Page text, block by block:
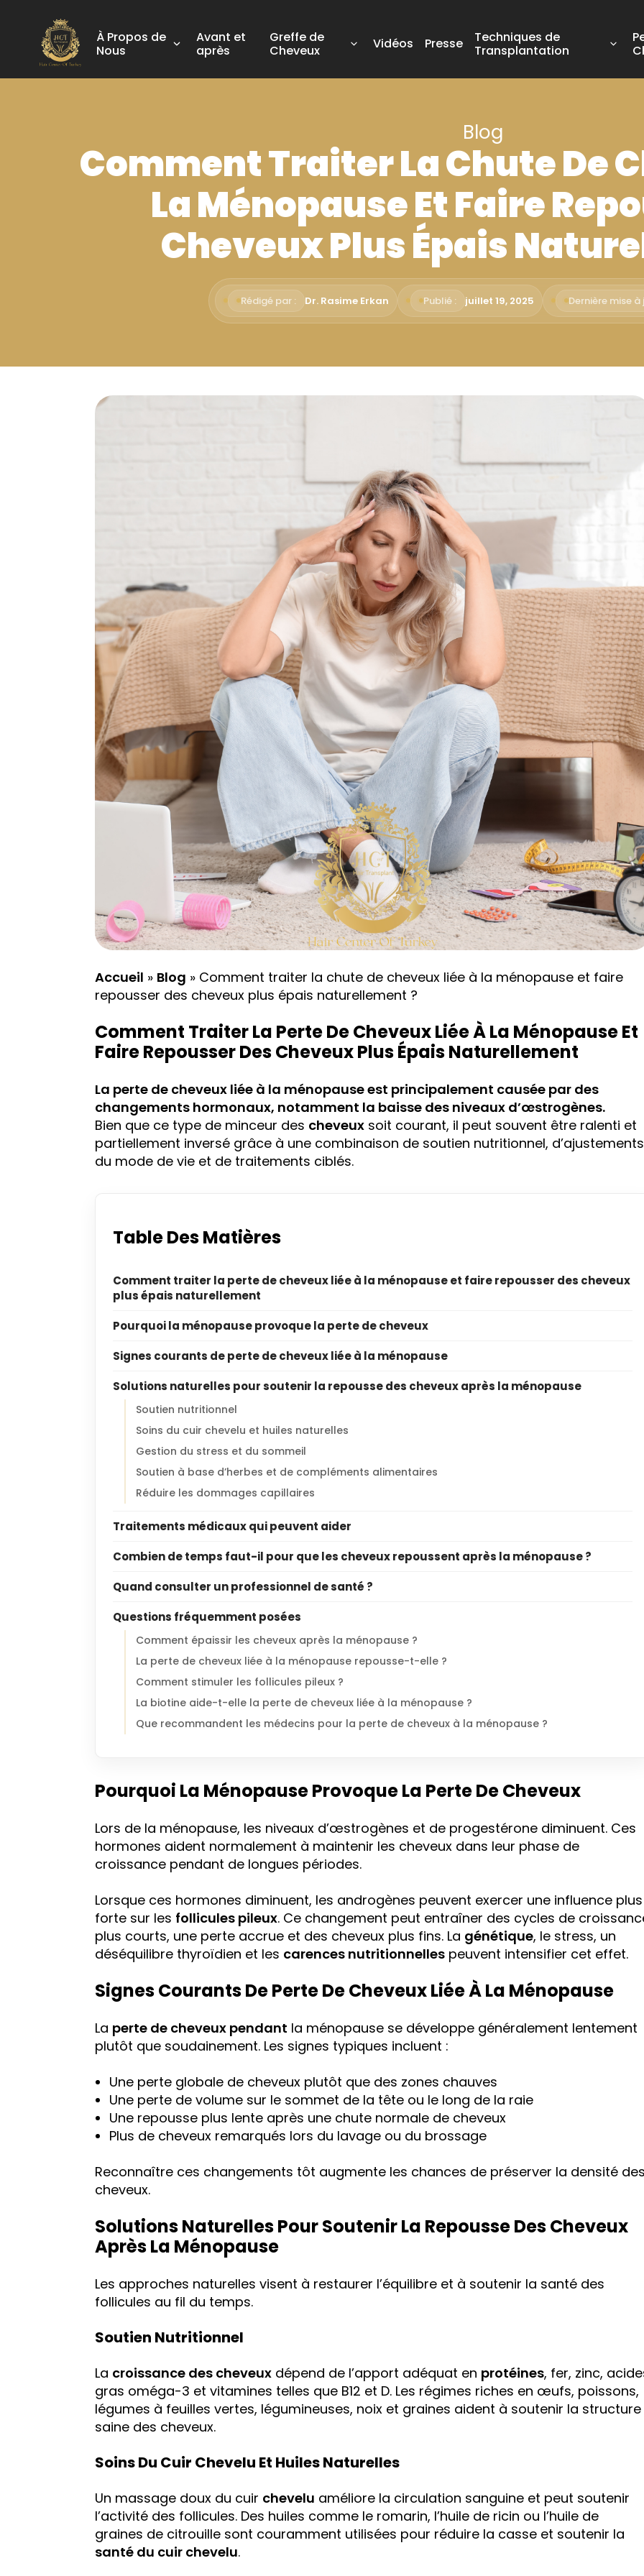
À Propos de
Nous
Avant et
après
Greffe de
Cheveux
Vidéos Presse
Techniques de
Transplantation
Blog
Comment Traiter La Chute De
La Ménopause Et Faire
Cheveux Plus Épais
Rédigé par : Dr. Rasime Erkan Publié : juillet 19, 2025 Dernière mise à
Accueil » Blog » Comment traiter la chute de cheveux liée à la ménopause et faire
repousser des cheveux plus épais naturellement ?
Comment Traiter La Perte De Cheveux Liée À La Ménopause Et
Faire Repousser Des Cheveux Plus Épais Naturellement
La perte de cheveux liée à la ménopause est principalement causée par des
changements hormonaux, notamment la baisse des niveaux d’œstrogènes.
Bien que ce type de minceur des cheveux soit courant, il peut souvent être ralenti et
partiellement inversé grâce à une combinaison de soutien nutritionnel, d’ajustements
du mode de vie et de traitements ciblés.
Table Des Matières
Comment traiter la perte de cheveux liée à la ménopause et faire repousser des cheveux
plus épais naturellement
Pourquoi la ménopause provoque la perte de cheveux
Signes courants de perte de cheveux liée à la ménopause
Solutions naturelles pour soutenir la repousse des cheveux après la ménopause
Soutien nutritionnel
Soins du cuir chevelu et huiles naturelles
Gestion du stress et du sommeil
Soutien à base d’herbes et de compléments alimentaires
Réduire les dommages capillaires
Traitements médicaux qui peuvent aider
Combien de temps faut-il pour que les cheveux repoussent après la ménopause ?
Quand consulter un professionnel de santé ?
Questions fréquemment posées
Comment épaissir les cheveux après la ménopause ?
La perte de cheveux liée à la ménopause repousse-t-elle ?
Comment stimuler les follicules pileux ?
La biotine aide-t-elle la perte de cheveux liée à la ménopause ?
Que recommandent les médecins pour la perte de cheveux à la ménopause ?
Pourquoi La Ménopause Provoque La Perte De Cheveux
Lors de la ménopause, les niveaux d’œstrogènes et de progestérone diminuent. Ces
hormones aident normalement à maintenir les cheveux dans leur phase de
croissance pendant de longues périodes.
Lorsque ces hormones diminuent, les androgènes peuvent exercer une influence plus
forte sur les follicules pileux. Ce changement peut entraîner des cycles de
plus courts, une perte accrue et des cheveux plus fins. La génétique, le stress, un
déséquilibre thyroïdien et les carences nutritionnelles peuvent intensifier cet effet.
Signes Courants De Perte De Cheveux Liée À La Ménopause
La perte de cheveux pendant la ménopause se développe généralement lentement
plutôt que soudainement. Les signes typiques incluent :
Une perte globale de cheveux plutôt que des zones chauves
Une perte de volume sur le sommet de la tête ou le long de la raie
Une repousse plus lente après une chute normale de cheveux
Plus de cheveux remarqués lors du lavage ou du brossage
Reconnaître ces changements tôt augmente les chances de préserver la densité
cheveux.
Solutions Naturelles Pour Soutenir La Repousse Des Cheveux
Après La Ménopause
Les approches naturelles visent à restaurer l’équilibre et à soutenir la santé des
follicules au fil du temps.
Soutien Nutritionnel
La croissance des cheveux dépend de l’apport adéquat en protéines, fer, zinc,
gras oméga-3 et vitamines telles que B12 et D. Les régimes riches en œufs, poissons,
légumes à feuilles vertes, légumineuses, noix et graines aident à soutenir la structure
saine des cheveux.
Soins Du Cuir Chevelu Et Huiles Naturelles
Un massage doux du cuir chevelu améliore la circulation sanguine et peut soutenir
l’activité des follicules. Des huiles comme le romarin, l’huile de ricin ou l’huile de
graines de citrouille sont couramment utilisées pour réduire la casse et soutenir la
santé du cuir chevelu.